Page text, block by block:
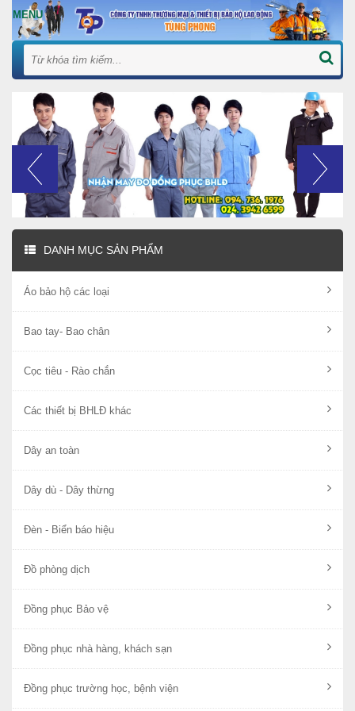
DANH MỤC SẢN PHẨM
Áo bảo hộ các loại
Bao tay- Bao chân
Cọc tiêu - Rào chắn
Các thiết bị BHLĐ khác
Dây an toàn
Dây dù - Dây thừng
Đèn - Biển báo hiệu
Đồ phòng dịch
Đồng phục Bảo vệ
Đồng phục nhà hàng, khách sạn
Đồng phục trường học, bệnh viện